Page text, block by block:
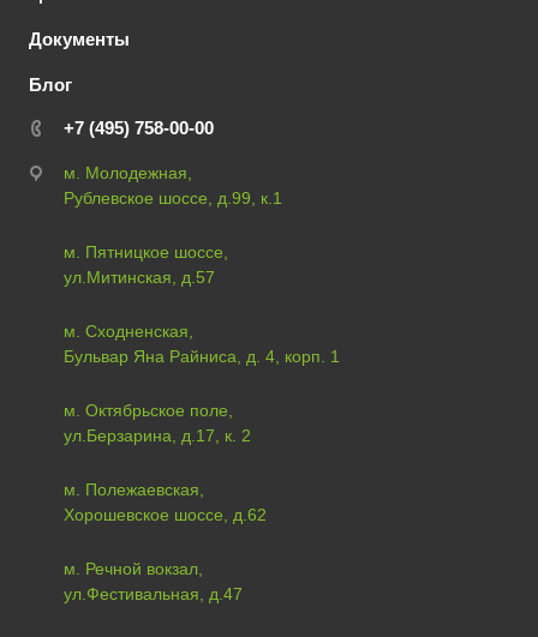
Документы
Блог
+7 (495) 758-00-00
м. Молодежная,
Рублевское шоссе, д.99, к.1
м. Пятницкое шоссе,
ул.Митинская, д.57
м. Сходненская,
Бульвар Яна Райниса, д. 4, корп. 1
м. Октябрьское поле,
ул.Берзарина, д.17, к. 2
м. Полежаевская,
Хорошевское шоссе, д.62
м. Речной вокзал,
ул.Фестивальная, д.47